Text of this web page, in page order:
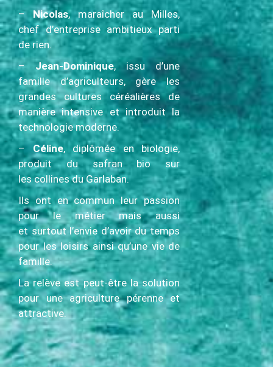
–Nicolas, maraîcher au Milles,
chef d’entreprise ambitieux parti
de rien.
–Jean-Dominique, issu d’une
famille d’agriculteurs, gère les
grandes cultures céréalières de
manière intensive et introduit la
technologie moderne.
– Céline, diplômée en biologie,
produit du safran bio sur
les collines du Garlaban.
Ils ont en commun leur passion
pour le métier mais aussi
et surtout l’envie d’avoir du temps
pour les loisirs ainsi qu’une vie de
famille.
La relève est peut-être la solution
pour une agriculture pérenne et
attractive.